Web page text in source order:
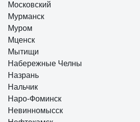
Московский
Мурманск
Муром
Мценск
Мытищи
Набережные Челны
Назрань
Нальчик
Наро-Фоминск
Невинномысск